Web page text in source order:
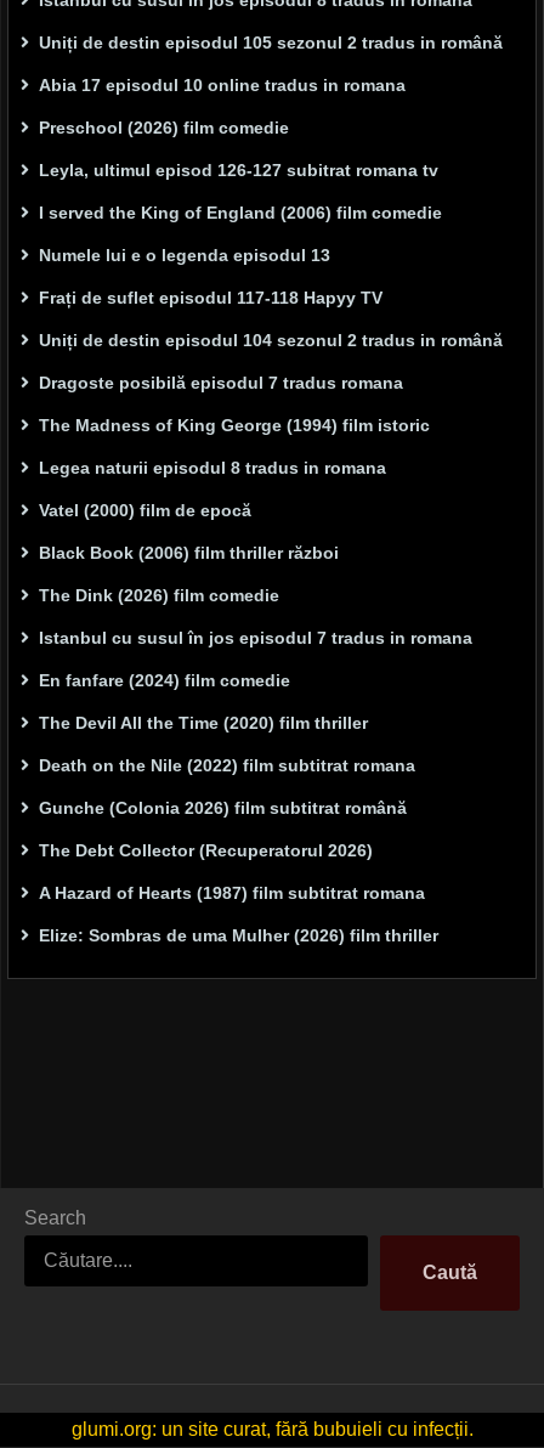
Uniți de destin episodul 105 sezonul 2 tradus in română
Abia 17 episodul 10 online tradus in romana
Preschool (2026) film comedie
Leyla, ultimul episod 126-127 subitrat romana tv
I served the King of England (2006) film comedie
Numele lui e o legenda episodul 13
Frați de suflet episodul 117-118 Hapyy TV
Uniți de destin episodul 104 sezonul 2 tradus in română
Dragoste posibilă episodul 7 tradus romana
The Madness of King George (1994) film istoric
Legea naturii episodul 8 tradus in romana
Vatel (2000) film de epocă
Black Book (2006) film thriller război
The Dink (2026) film comedie
Istanbul cu susul în jos episodul 7 tradus in romana
En fanfare (2024) film comedie
The Devil All the Time (2020) film thriller
Death on the Nile (2022) film subtitrat romana
Gunche (Colonia 2026) film subtitrat română
The Debt Collector (Recuperatorul 2026)
A Hazard of Hearts (1987) film subtitrat romana
Elize: Sombras de uma Mulher (2026) film thriller
Search
Caută
glumi.org: un site curat, fără bubuieli cu infecții.